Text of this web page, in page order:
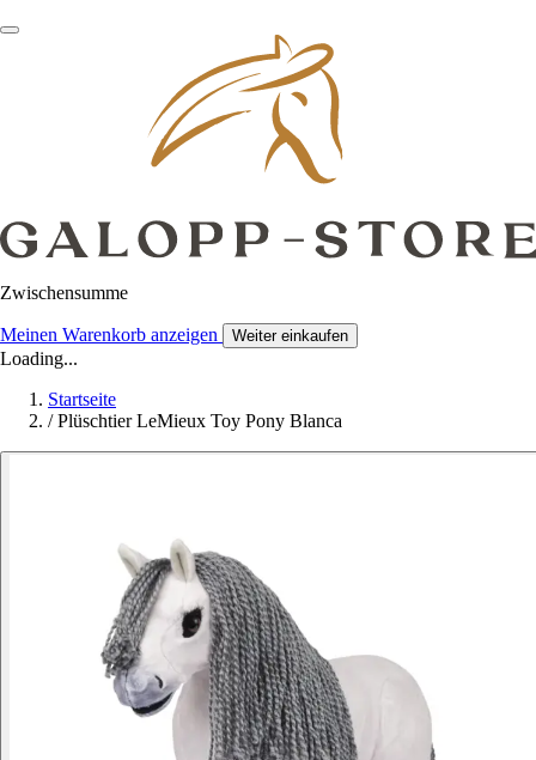
Zwischensumme
Meinen Warenkorb anzeigen Weiter einkaufen
Loading...
Startseite
/ Plüschtier LeMieux Toy Pony Blanca